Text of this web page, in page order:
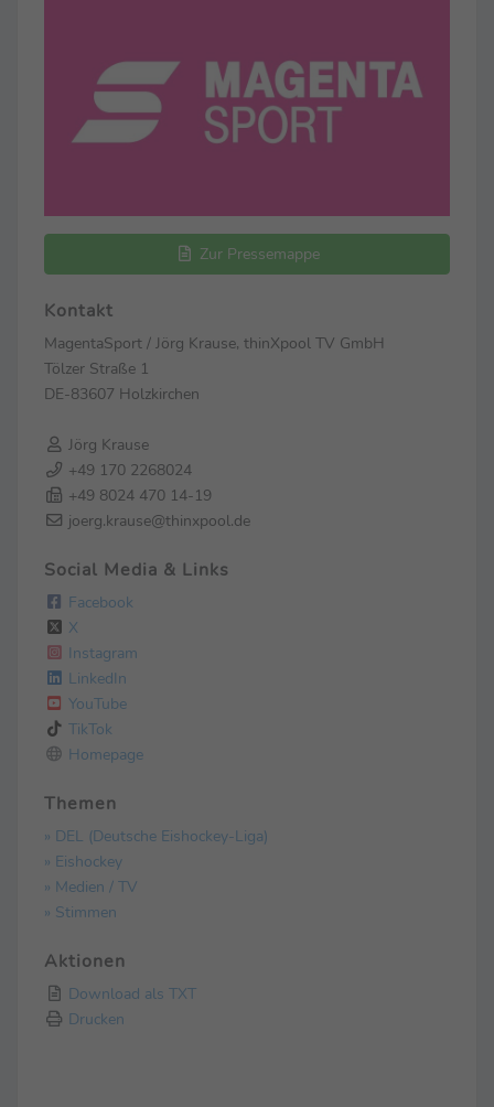
Zur Pressemappe
Kontakt
MagentaSport / Jörg Krause, thinXpool TV GmbH
Tölzer Straße 1
DE-83607 Holzkirchen
Jörg Krause
+49 170 2268024
+49 8024 470 14-19
joerg.krause@thinxpool.de
Social Media & Links
Facebook
X
Instagram
LinkedIn
YouTube
TikTok
Homepage
Themen
» DEL (Deutsche Eishockey-Liga)
» Eishockey
» Medien / TV
» Stimmen
Aktionen
Download als TXT
Drucken